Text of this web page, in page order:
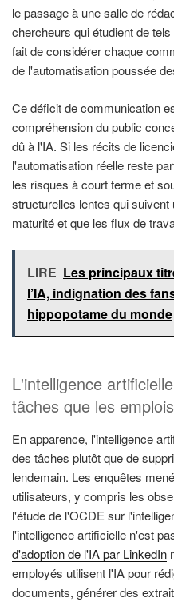
le passage à une salle de
chercheurs qui étudient de
fait de considérer chaque
de l'automatisation poussée
Ce déficit de communication
compréhension du public
dû à l'IA. Si les récits de
l'automatisation réelle reste
les risques à court terme et
structurelles lentes qui
maturité et que les flux de
LIRE Les principaux
l’IA, indignation des
hippopotame du monde
L'intelligence
tâches que les
En apparence, l'intelligence
des tâches plutôt que de
lendemain. Les enquêtes
utilisateurs, y compris les
l'étude de l'OCDE sur
l'intelligence artificielle n'est
d'adoption de l'IA par LinkedIn
employés utilisent l'IA pour
documents, générer des